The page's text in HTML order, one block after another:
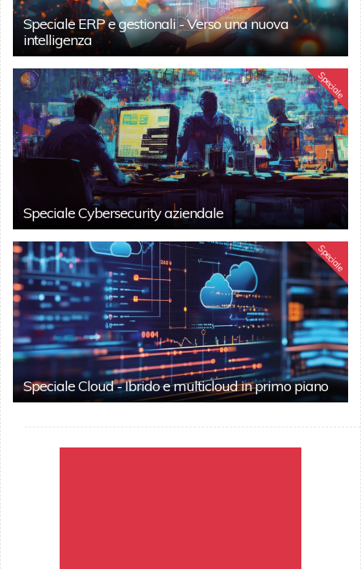
Speciale ERP e gestionali - Verso una nuova
intelligenza
Speciale
Speciale Cybersecurity aziendale
Speciale
Speciale Cloud - Ibrido e multicloud in primo piano